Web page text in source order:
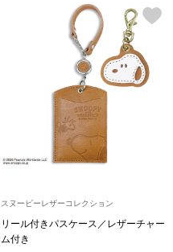
シャツ／ブラ
タンクトップ
トレーナー／
セーター
ベスト
スヌーピーレザーコレクション
リール付きパスケース／レザーチャー
ム付き